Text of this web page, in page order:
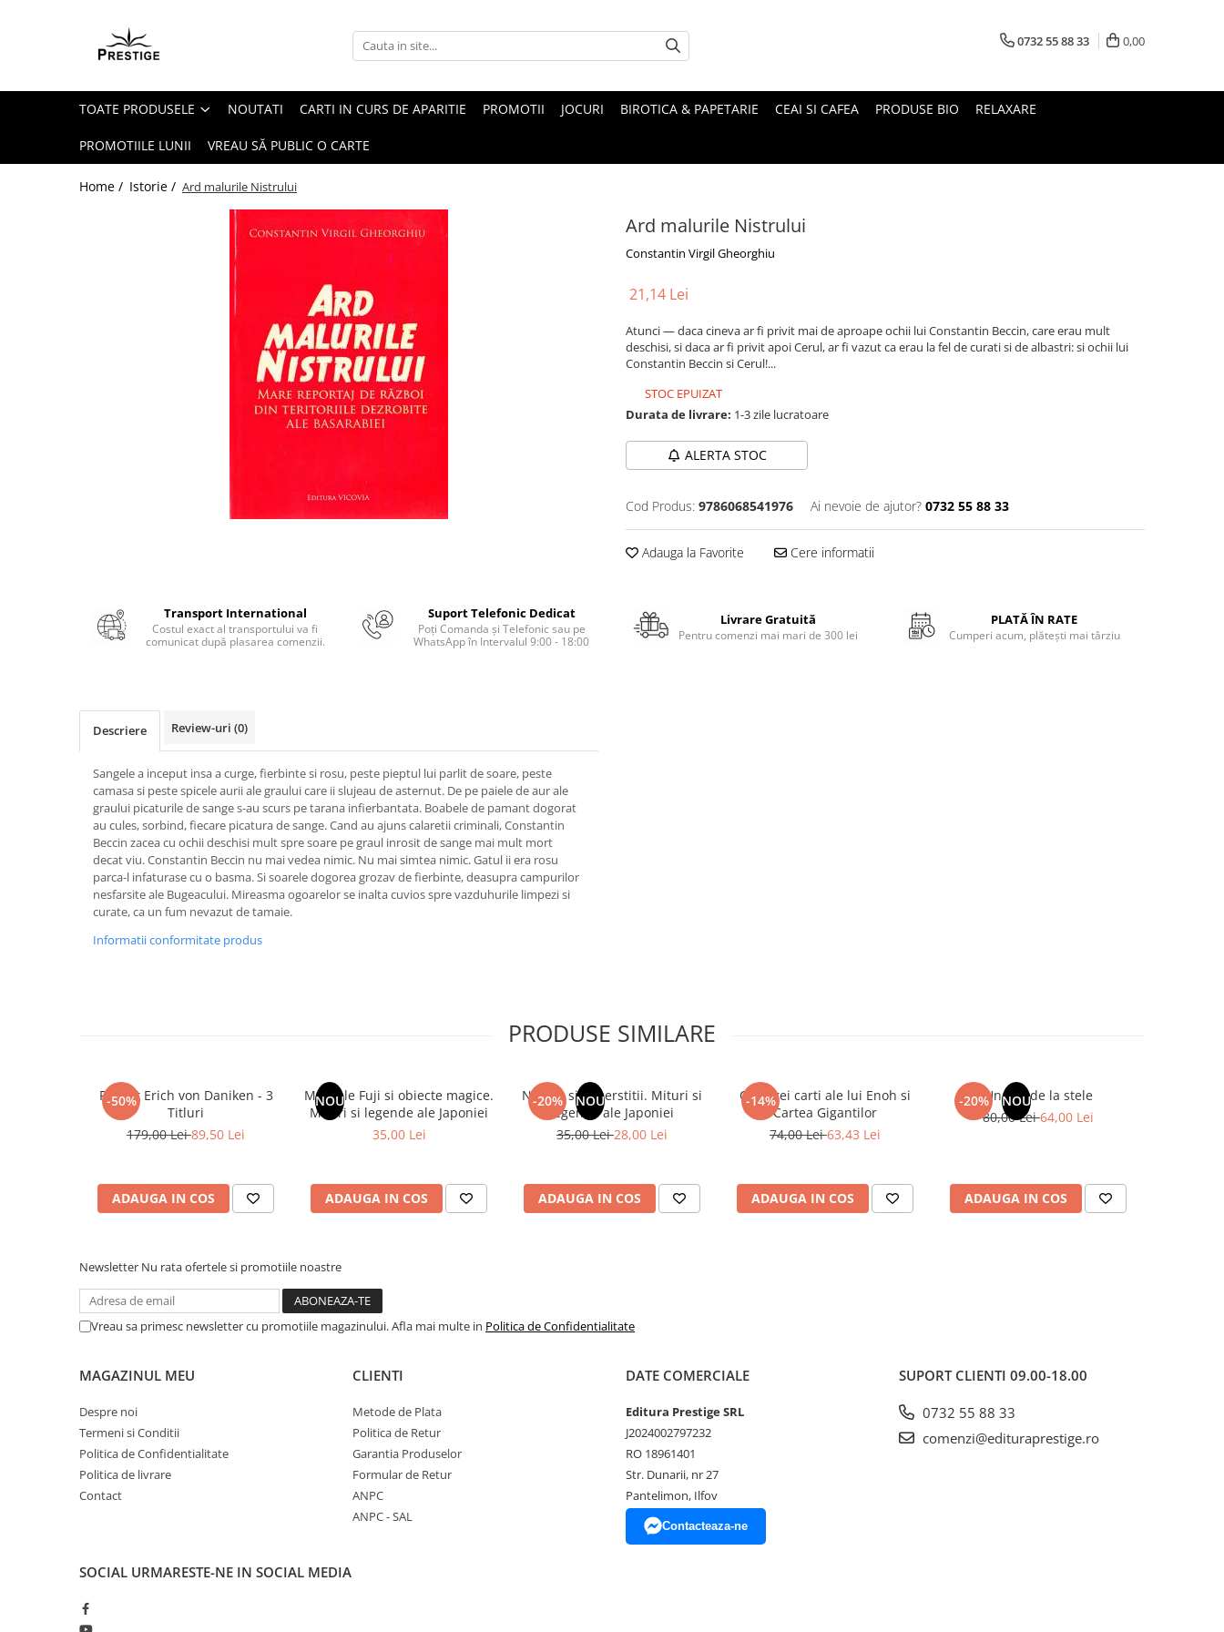
Toate Produsele
Pachete Speciale Carti
Spiritualitate - Ezoterism
AngelConnection
ScienceConnection
Gastronomik
Medicina & Farmacie
Medicina Pentru Toti
Biografii, Memorii, Jurnale
Crime, Thriller, Mistery
Literatura Universala
Romane de dragoste, Carti
Senzatii/Suspans
Senzatii/Thriller
SF & Fantasy
Adezivi si benzi adezive
0732 55 88 33 0,00
TOATE PRODUSELE NOUTATI CARTI IN CURS DE APARITIE PROMOTII JOCURI BIROTICA & PAPETARIE CEAI SI CAFEA PRODUSE BIO RELAXARE
PROMOTIILE LUNII VREAU SĂ PUBLIC O CARTE
Home / Istorie / Ard malurile Nistrului
Ard malurile Nistrului
Constantin Virgil Gheorghiu
21,14 Lei
Atunci — daca cineva ar fi privit mai de aproape ochii lui Constantin Beccin, care erau mult
deschisi, si daca ar fi privit apoi Cerul, ar fi vazut ca erau la fel de curati si de albastri: si ochii lui
Constantin Beccin si Cerul!...
STOC EPUIZAT
Durata de livrare: 1-3 zile lucratoare
ALERTA STOC
Cod Produs: 9786068541976 Ai nevoie de ajutor? 0732 55 88 33
Adauga la Favorite Cere informatii
Transport International
Costul exact al transportului va fi
comunicat după plasarea comenzii.
Suport Telefonic Dedicat
Poți Comanda și Telefonic sau pe
WhatsApp în Intervalul 9:00 - 18:00
Livrare Gratuită
Pentru comenzi mai mari de 300 lei
PLATĂ ÎN RATE
Cumperi acum, plătești mai târziu
Descriere Review-uri (0)
Sangele a inceput insa a curge, fierbinte si rosu, peste pieptul lui parlit de soare, peste
camasa si peste spicele aurii ale graului care ii slujeau de asternut. De pe paiele de aur ale
graului picaturile de sange s-au scurs pe tarana infierbantata. Boabele de pamant dogorat
au cules, sorbind, fiecare picatura de sange. Cand au ajuns calaretii criminali, Constantin
Beccin zacea cu ochii deschisi mult spre soare pe graul inrosit de sange mai mult mort
decat viu. Constantin Beccin nu mai vedea nimic. Nu mai simtea nimic. Gatul ii era rosu
parca-l infaturase cu o basma. Si soarele dogorea grozav de fierbinte, deasupra campurilor
nesfarsite ale Bugeacului. Mireasma ogoarelor se inalta cuvios spre vazduhurile limpezi si
curate, ca un fum nevazut de tamaie.
Informatii conformitate produs
PRODUSE SIMILARE
-50%
Pachet Erich von Daniken - 3
Titluri
179,00 Lei89,50 Lei
ADAUGA IN COS
NOU
Muntele Fuji si obiecte magice.
Mituri si legende ale Japoniei
35,00 Lei
ADAUGA IN COS
-20% NOU
Natura si superstitii. Mituri si
legende ale Japoniei
35,00 Lei28,00 Lei
ADAUGA IN COS
-14%
Cele trei carti ale lui Enoh si
Cartea Gigantilor
74,00 Lei63,43 Lei
ADAUGA IN COS
-20% NOU
Un dar de la stele
80,00 Lei64,00 Lei
ADAUGA IN COS
Newsletter Nu rata ofertele si promotiile noastre
Vreau sa primesc newsletter cu promotiile magazinului. Afla mai multe in Politica de Confidentialitate
MAGAZINUL MEU
Despre noi
Termeni si Conditii
Politica de Confidentialitate
Politica de livrare
Contact
CLIENTI
Metode de Plata
Politica de Retur
Garantia Produselor
Formular de Retur
ANPC
ANPC - SAL
DATE COMERCIALE
Editura Prestige SRL
J2024002797232
RO 18961401
Str. Dunarii, nr 27
Pantelimon, Ilfov
Contacteaza-ne
SUPORT CLIENTI 09.00-18.00
0732 55 88 33
comenzi@edituraprestige.ro
SOCIAL URMARESTE-NE IN SOCIAL MEDIA